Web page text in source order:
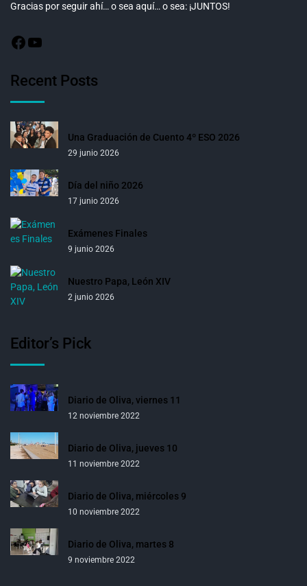
Gracias por seguir ahí… o sea aquí… o sea: ¡JUNTOS!
Recent Posts
Una Graduación de Cuento 4º ESO 2026
29 junio 2026
Día del niño 2026
17 junio 2026
Exámenes Finales
9 junio 2026
Nuestro Papa, León XIV
2 junio 2026
Editor’s Pick
Diario de Oliva, viernes 11
12 noviembre 2022
Diario de Oliva, jueves 10
11 noviembre 2022
Diario de Oliva, miércoles 9
10 noviembre 2022
Diario de Oliva, martes 8
9 noviembre 2022